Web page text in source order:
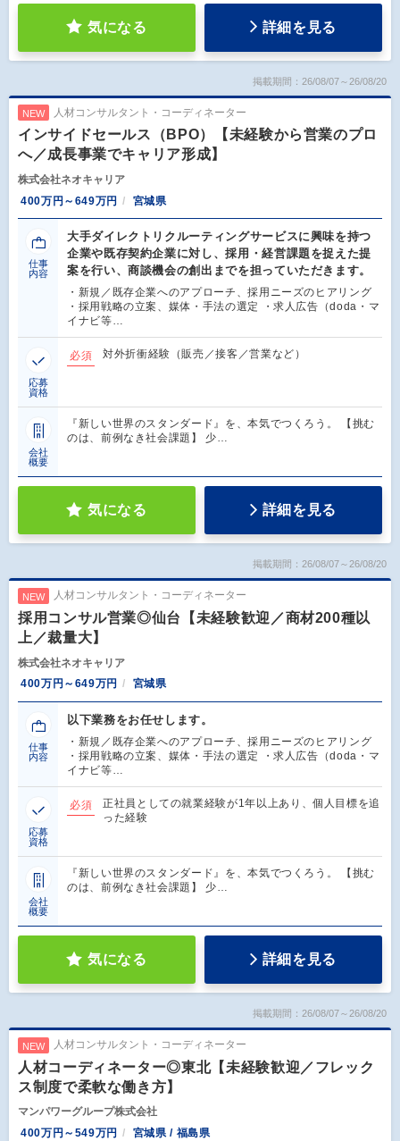
気になる 詳細を見る
掲載期間：26/08/07～26/08/20
NEW 人材コンサルタント・コーディネーター
インサイドセールス（BPO）【未経験から営業のプロ
へ／成長事業でキャリア形成】
株式会社ネオキャリア
400万円～649万円
宮城県
仕事
内容
大手ダイレクトリクルーティングサービスに興味を持つ
企業や既存契約企業に対し、採用・経営課題を捉えた提
案を行い、商談機会の創出までを担っていただきます。
・新規／既存企業へのアプローチ、採用ニーズのヒアリング
・採用戦略の立案、媒体・手法の選定 ・求人広告（doda・マ
イナビ等…
応募
資格
必須 対外折衝経験（販売／接客／営業など）
会社
概要
『新しい世界のスタンダード』を、本気でつくろう。 【挑む
のは、前例なき社会課題】 少…
気になる 詳細を見る
掲載期間：26/08/07～26/08/20
NEW 人材コンサルタント・コーディネーター
採用コンサル営業◎仙台【未経験歓迎／商材200種以
上／裁量大】
株式会社ネオキャリア
400万円～649万円
宮城県
仕事
内容
以下業務をお任せします。
・新規／既存企業へのアプローチ、採用ニーズのヒアリング
・採用戦略の立案、媒体・手法の選定 ・求人広告（doda・マ
イナビ等…
応募
資格
必須
正社員としての就業経験が1年以上あり、個人目標を追
った経験
会社
概要
『新しい世界のスタンダード』を、本気でつくろう。 【挑む
のは、前例なき社会課題】 少…
気になる 詳細を見る
掲載期間：26/08/07～26/08/20
NEW 人材コンサルタント・コーディネーター
人材コーディネーター◎東北【未経験歓迎／フレック
ス制度で柔軟な働き方】
マンパワーグループ株式会社
400万円～549万円
宮城県 / 福島県